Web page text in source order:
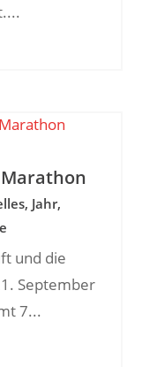
, Jahr,
und die
September
7...